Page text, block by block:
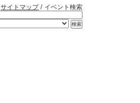
サイトマップ/ イベント検索